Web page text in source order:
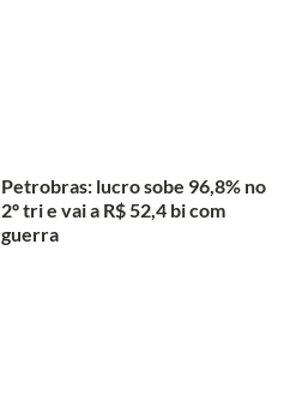
Petrobras: lucro sobe 96,8% no
2º tri e vai a R$ 52,4 bi com
guerra